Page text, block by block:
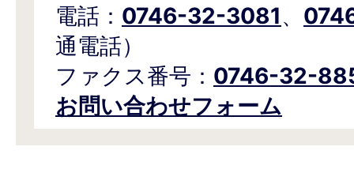
電話： 0746-32-3081、
通電話）
ファクス番号： 0746-32-
お問い合わせフォーム